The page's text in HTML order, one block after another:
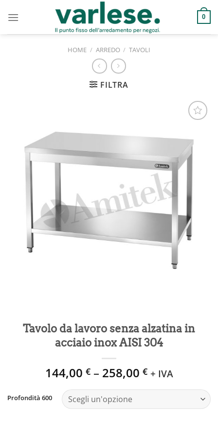
0
HOME / ARREDO / TAVOLI
FILTRA
Aggiungi
alla lista
desideri
Tavolo da lavoro senza alzatina in
acciaio inox AISI 304
144,00 €– 258,00 € + IVA
Profondità 600